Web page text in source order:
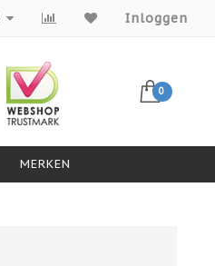
topmerken Inloggen
0
MERKEN